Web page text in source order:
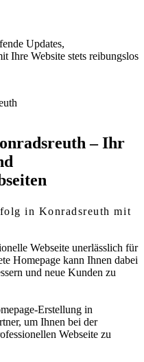
Updates,
Ihre Website stets reibungslos
– Ihr
in Konradsreuth mit
Webseite unerlässlich für
Homepage kann Ihnen dabei
und neue Kunden zu
Erstellung in
um Ihnen bei der
Webseite zu